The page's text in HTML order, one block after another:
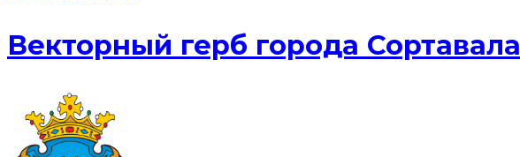
Векторный герб города Сортавала